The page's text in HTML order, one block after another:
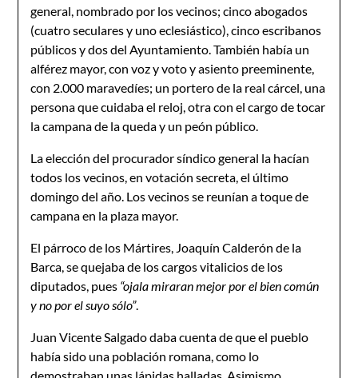
general, nombrado por los vecinos; cinco abogados
(cuatro seculares y uno eclesiástico), cinco escribanos
públicos y dos del Ayuntamiento. También había un
alférez mayor, con voz y voto y asiento preeminen­te,
con 2.000 maravedíes; un portero de la real cárcel, una
perso­na que cuidaba el reloj, otra con el cargo de tocar
la campana de la queda y un peón público.
La elección del procurador síndico general la hacían
todos los vecinos, en votación secreta, el último
domingo del año. Los vecinos se reunían a toque de
campana en la plaza mayor.
El párroco de los Mártires, Joaquín Calderón de la
Barca, se quejaba de los cargos vitalicios de los
diputados, pues “ojala mira­ran mejor por el bien común
y no por el suyo sólo”.
Juan Vicente Salgado daba cuenta de que el pueblo
había sido una población romana, como lo